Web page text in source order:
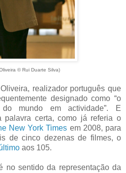
© Rui Duarte Silva)
realizador português que
designado como “o
mundo em actividade”. E
palavra certa, como já referia o
New York Times em 2008, para
de cinco dezenas de filmes, o
aos 105.
no sentido da representação da